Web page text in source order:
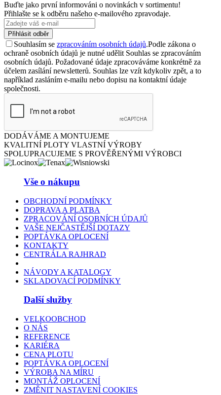
Buďte jako první informováni o novinkách v sortimentu!
Přihlašte se k odběru našeho e-mailového zpravodaje.
Přihlásit odběr
Souhlasím se zpracováním osobních údajů.Podle zákona o
ochraně osobních údajů je nutné udělit Souhlas se zpracováním
osobních údajů. Požadované údaje zpracováváme konkrétně za
účelem zasílání newsletterů. Souhlas lze vzít kdykoliv zpět, a to
například zasláním e-mailu nebo dopisu na kontaktní údaje
společnosti.
DODÁVÁME A MONTUJEME
KVALITNÍ PLOTY VLASTNÍ VÝROBY
SPOLUPRACUJEME S PROVĚŘENÝMI VÝROBCI
Vše o nákupu
OBCHODNÍ PODMÍNKY
DOPRAVA A PLATBA
ZPRACOVÁNÍ OSOBNÍCH ÚDAJŮ
VAŠE NEJČASTĚJŠÍ DOTAZY
POPTÁVKA OPLOCENÍ
KONTAKTY
CENTRÁLA RAJHRAD
NÁVODY A KATALOGY
SKLADOVACÍ PODMÍNKY
Další služby
VELKOOBCHOD
O NÁS
REFERENCE
KARIÉRA
CENA PLOTU
POPTÁVKA OPLOCENÍ
VÝROBA NA MÍRU
MONTÁŽ OPLOCENÍ
ZMĚNIT NASTAVENÍ COOKIES